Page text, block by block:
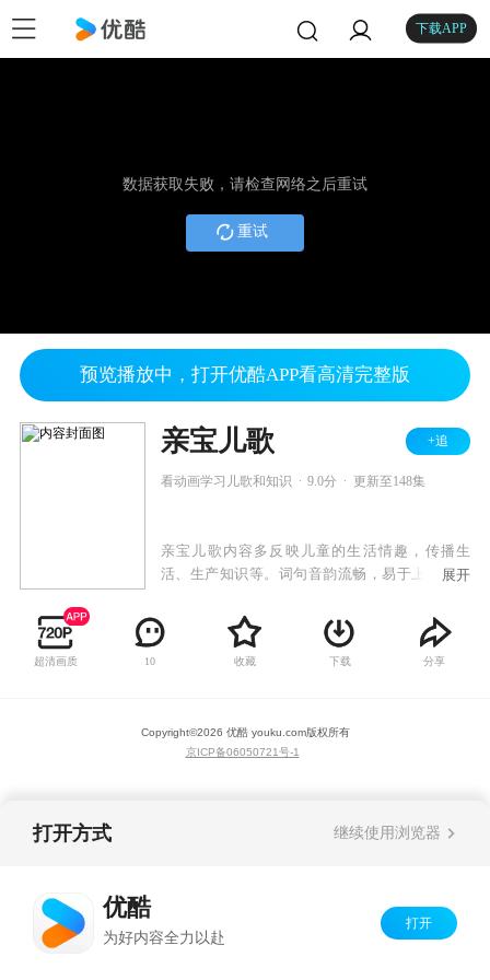
下载APP
数据获取失败，请检查网络之后重试
重试
预览播放中，打开优酷APP看高清完整版
亲宝儿歌 +追
看动画学习儿歌和知识 9.0分 更新至148集
亲宝儿歌内容多反映儿童的生活情趣，传播生
活、生产知识等。词句音韵流畅，易于上口，曲
歌动画，画面色彩鲜明，情节引人入胜，深受小
朋友们的喜爱。 孩子们随着年龄的增长，由感知
到模仿，最终学会诵唱儿歌，并从中获得审美感
有趣的韵语中表明普通的事理。 儿歌吟唱中，优
美的旋律、和谐的节奏、真挚的情感可以给儿童
发，从而调节他们的情绪，使其得到愉悦。其
验模仿成人的劳作和生活，验证自己的经验和记
忆。
展开
超清画质 10 收藏 下载 分享
Copyright©2026 优酷 youku.com版权所有
京ICP备06050721号-1
打开方式 继续使用浏览器
优酷
为好内容全力以赴
打开